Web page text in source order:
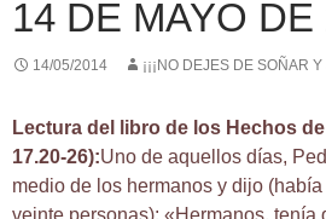
14 DE MAYO DE
14/05/2014 ¡¡¡NO DEJES DE SOÑAR
Lectura del libro de los Hechos
17.20-26):Uno de aquellos días,
medio de los hermanos y dijo